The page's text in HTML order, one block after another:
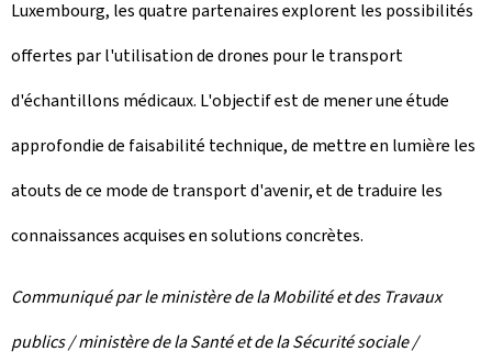
Luxembourg, les quatre partenaires explorent les possibilités
offertes par l'utilisation de drones pour le transport
d'échantillons médicaux. L'objectif est de mener une étude
approfondie de faisabilité technique, de mettre en lumière les
atouts de ce mode de transport d'avenir, et de traduire les
connaissances acquises en solutions concrètes.
Communiqué par le ministère de la Mobilité et des Travaux
publics / ministère de la Santé et de la Sécurité sociale /